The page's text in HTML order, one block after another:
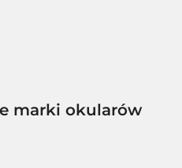
marki okularów